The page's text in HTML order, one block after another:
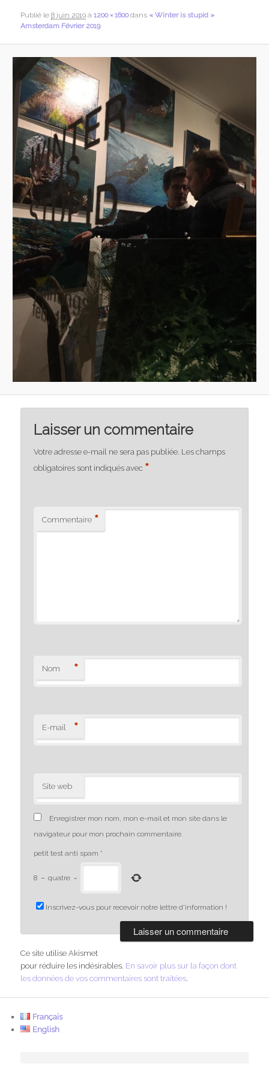
Publié le8 juin 2019 à1200 × 1600dans « Winter is stupid »
Amsterdam Février 2019
Laisser un commentaire
Votre adresse e-mail ne sera pas publiée. Les champs
obligatoires sont indiqués avec *
Commentaire *
Nom *
E-mail *
Site web
Enregistrer mon nom, mon e-mail et mon site dans le
navigateur pour mon prochain commentaire.
petit test anti spam *
8 − quatre =
Inscrivez-vous pour recevoir notre lettre d'information !
Ce site utilise Akismet
pour réduire les indésirables. En savoir plus sur la façon dont
les données de vos commentaires sont traitées.
Français
English